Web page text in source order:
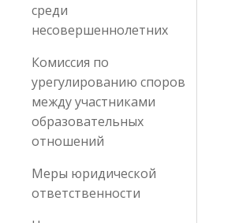
среди
несовершеннолетних
Комиссия по
урегулированию споров
между участниками
образовательных
отношений
Меры юридической
ответственности